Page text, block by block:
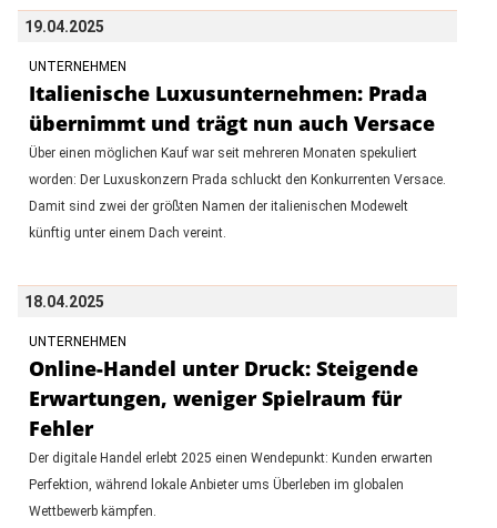
19.04.2025
UNTERNEHMEN
Italienische Luxusunternehmen: Prada
übernimmt und trägt nun auch Versace
Über einen möglichen Kauf war seit mehreren Monaten spekuliert
worden: Der Luxuskonzern Prada schluckt den Konkurrenten Versace.
Damit sind zwei der größten Namen der italienischen Modewelt
künftig unter einem Dach vereint.
18.04.2025
UNTERNEHMEN
Online-Handel unter Druck: Steigende
Erwartungen, weniger Spielraum für
Fehler
Der digitale Handel erlebt 2025 einen Wendepunkt: Kunden erwarten
Perfektion, während lokale Anbieter ums Überleben im globalen
Wettbewerb kämpfen.